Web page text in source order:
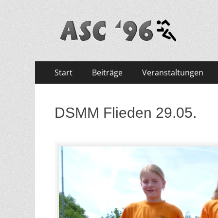
ASC '96 e.V.
Primäres
Menü
Zum
Inhalt
Start Beiträge Veranstaltungen
DSMM Flieden 29.05.